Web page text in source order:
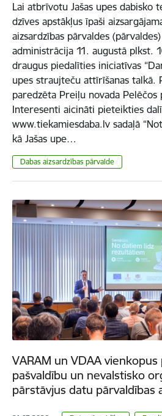
Lai atbrīvotu Jašas upes dabisko
dzīves apstākļus īpaši
aizsardzības pārvaldes
administrācija 11. augustā plkst.
draugus piedalīties iniciatīvas
upes straujteču attīrīšanas talkā.
paredzēta Preiļu novada Pelēčos
Interesenti aicināti pieteikties
www.tiekamiesdaba.lv sadaļā
kā Jašas upe…
​​​​​​​Dabas aizsardzības pārvalde
VARAM un VDAA vienkopus
pašvaldību un nevalstisko
pārstāvjus datu pārvaldības